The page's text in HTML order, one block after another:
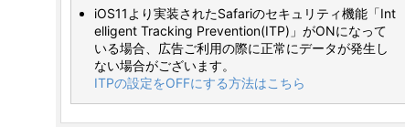
iOS11より実装されたSafariのセキュリティ機能「Int
elligent Tracking Prevention(ITP)」がONになって
いる場合、広告ご利用の際に正常にデータが発生し
ない場合がございます。
ITPの設定をOFFにする方法はこちら